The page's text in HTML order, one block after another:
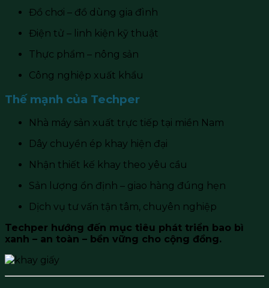
Đồ chơi – đồ dùng gia đình
Điện tử – linh kiện kỹ thuật
Thực phẩm – nông sản
Công nghiệp xuất khẩu
Thế mạnh của Techper
Nhà máy sản xuất trực tiếp tại miền Nam
Dây chuyền ép khay hiện đại
Nhận thiết kế khay theo yêu cầu
Sản lượng ổn định – giao hàng đúng hẹn
Dịch vụ tư vấn tận tâm, chuyên nghiệp
Techper hướng đến mục tiêu phát triển bao bì
xanh – an toàn – bền vững cho cộng đồng.